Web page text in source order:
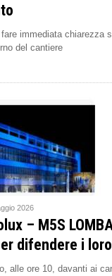
immediata chiarezza
del cantiere
2026
– M5S
difendere i
alle ore 10, davanti ai